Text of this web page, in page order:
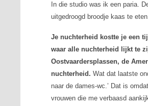
In die studio was ik een paria.
uitgedroogd broodje kaas te
Je nuchterheid kostte je een
waar alle nuchterheid lijkt te
Oostvaardersplassen, de
nuchterheid. Wat dat laatste
naar de dames-wc.’ Dat is
vrouwen die me verbaasd